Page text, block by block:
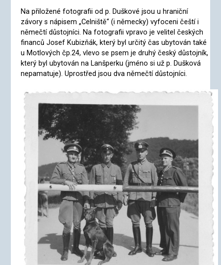
Na přiložené fotografii od p. Duškové jsou u hraniční
závory s nápisem „Celniště“ (i německy) vyfoceni čeští i
němečtí důstojníci. Na fotografii vpravo je velitel českých
financů Josef Kubizňák, který byl určitý čas ubytován také
u Motlových čp.24, vlevo se psem je druhý český důstojník,
který byl ubytován na Lanšperku (jméno si už p. Dušková
nepamatuje). Uprostřed jsou dva němečtí důstojníci.